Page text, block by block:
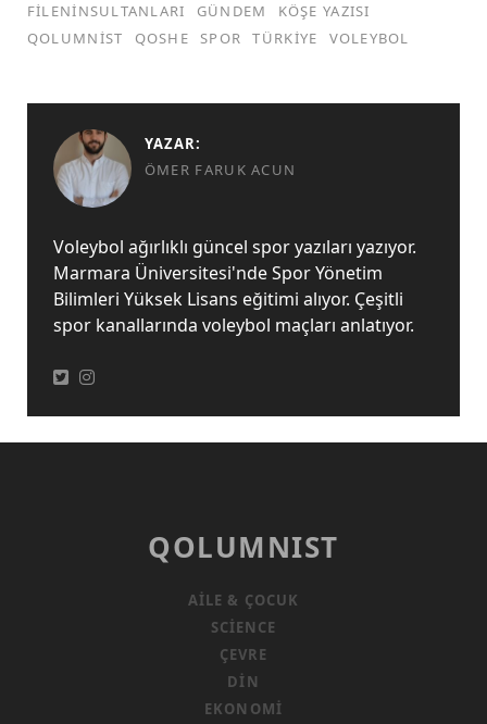
FILENINSULTANLARI
GÜNDEM
KÖŞE YAZISI
QOLUMNIST
QOSHE SPOR TÜRKIYE VOLEYBOL
YAZAR:
ÖMER FARUK ACUN
Voleybol ağırlıklı güncel spor yazıları yazıyor.
Marmara Üniversitesi'nde Spor Yönetim
Bilimleri Yüksek Lisans eğitimi alıyor. Çeşitli
spor kanallarında voleybol maçları anlatıyor.
QOLUMNIST
AILE & ÇOCUK
SCIENCE
ÇEVRE
DIN
EKONOMI